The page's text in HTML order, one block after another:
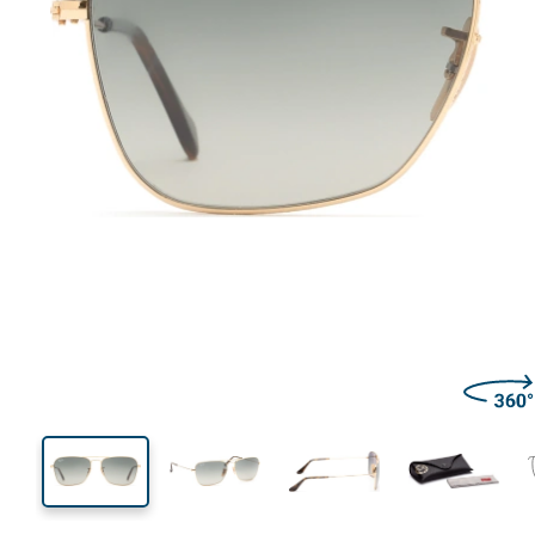
45 mm
Largeur des verres Largeur des verres
Largeur
des verres